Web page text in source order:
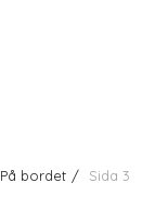
På bordet Sida 3